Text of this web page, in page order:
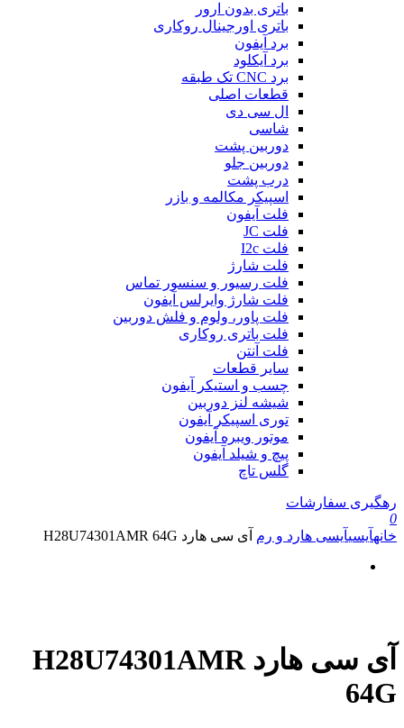
باتری بدون ارور
باتری اورجینال روکاری
برد آیفون
برد آیکلود
برد CNC تک طبقه
قطعات اصلی
ال سی دی
شاسی
دوربین پشت
دوربین جلو
درب پشت
اسپیکر مکالمه و بازر
فلت آیفون
فلت JC
فلت I2c
فلت شارژ
فلت رسیور و سنسور تماس
فلت شارژ وایرلس آیفون
فلت پاور، ولوم و فلش دوربین
فلت باتری روکاری
فلت آنتن
سایر قطعات
چسب و استیکر آیفون
شیشه لنز دوربین
توری اسپیکر آیفون
موتور ویبره آیفون
پیچ و شیلد آیفون
گلس تاچ
رهگیری سفارشات
0
خانهآیسیآیسی هارد و رم آی سی هارد H28U74301AMR 64G
آی سی هارد H28U74301AMR
64G